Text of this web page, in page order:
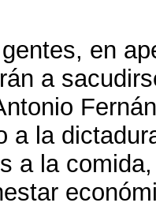
en
a
a la
a la